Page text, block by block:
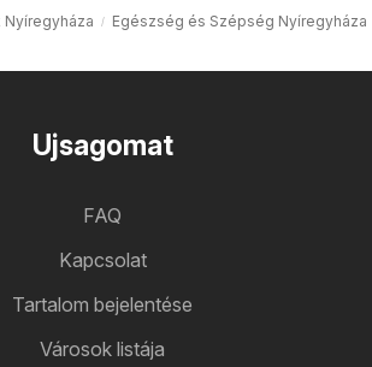
Nyíregyháza Egészség és Szépség Nyíregyháza
Ujsagomat
FAQ
Kapcsolat
Tartalom bejelentése
Városok listája